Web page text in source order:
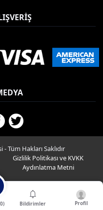
Tüm Hakları Saklıdır
Gizlilik Politikası ve KVKK
Aydınlatma Metni
0) Bildirimler Profil